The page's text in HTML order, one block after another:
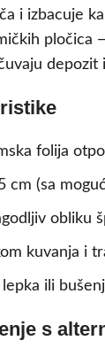
i izbacuje
pločica
folija
cm (sa
obliku
kuvanja i
lepka ili
s